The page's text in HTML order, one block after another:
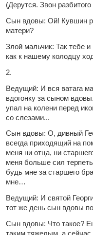
(Дерутся. Звон
Сын вдовы: Ой! Кувшин
матери?
Злой мальчик: Так тебе
как к нашему колодцу
2.
Ведущий: И вся ватага
вдогонку за сыном
упал на колени перед
со слезами...
Сын вдовы: О, дивный
всегда приходящий на
меня ни отца, ни
меня больше сил
будь мне за старшего
мне…
Ведущий: И святой
тот же день сын вдовы
Сын вдовы: Что такое?
таким тяжелым, а